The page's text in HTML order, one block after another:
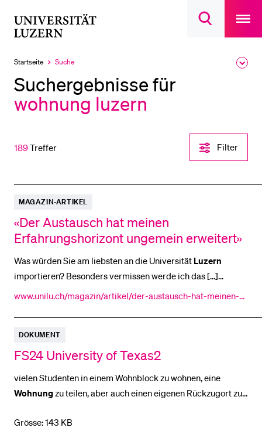
Suchdialog
main
Startseite
Aktuell
Suche
Suchergebnisse für
wohnung luzern
189Treffer Filter
Filter-
Einstellungen
MAGAZIN-ARTIKEL
«Der Austausch hat meinen
Erfahrungshorizont ungemein erweitert»
Was würden Sie am liebsten an die Universität Luzern
importieren? Besonders vermissen werde ich das [...]
langweilig. Was schätzen Sie an der Universität
Luzern
Degree-Jus-Masterstudent an der UniversitätLuzernDie
gute Anbindung an den öffentlichen Verkehr
www.unilu.ch/magazin/artikel/der-austausch-hat-meinen-er
DOKUMENT
FS24 University of Texas2
vielen Studenten in einem Wohnblock zu wohnen, eine
Wohnungzu teilen, aber auch einen eigenen Rückzugort zu
Wohnungssuche
Grösse: 143 KB
LETZTE SUCHEN
DIE UNI FÜR…
Schulklassen und Lehrpersonen
Alumni
Stellensuchende
Förderer
Medien
BELIEBTE INHALTE
Vorlesungsverzeichnis
Bibliothek
Sportangebot
Menuplan Mensa
Anmeldung und Zulassung